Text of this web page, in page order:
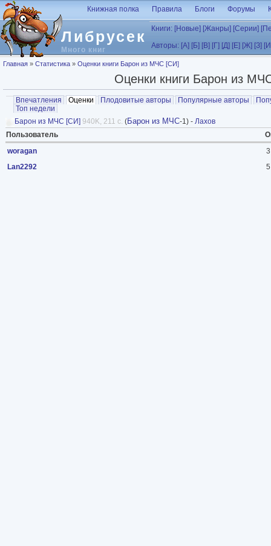
Перейти к основному содержанию
Либрусек
Много книг
Книжная полка Правила Блоги Форумы
Книги: [Новые] [Жанры] [Серии]
Авторы: [А] [Б] [В] [Г] [Д] [Е] [Ж] [З]
Вы здесь
Главная » Статистика » Оценки книги Барон из МЧС [СИ]
Оценки книги Барон из
Главные вкладки
Впечатления Оценки (активная вкладка)
Плодовитые авторы Популярные авторы
Топ недели
Барон из МЧС [СИ] 940K, 211 с. (Барон из МЧС-1) - Лахов
Пользователь
woragan
3
Lan2292
5